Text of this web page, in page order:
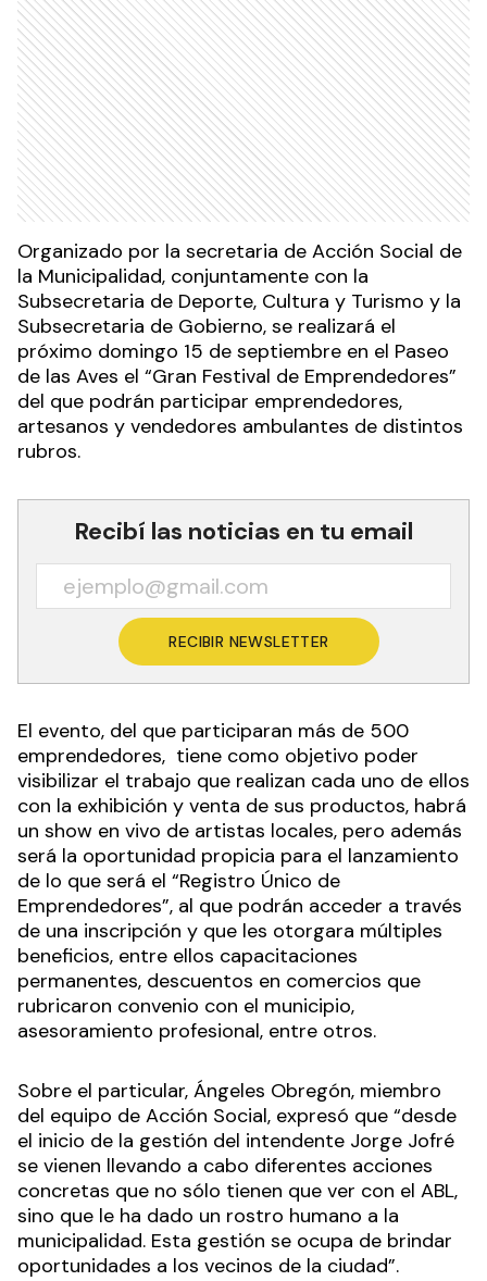
Organizado por la secretaria de Acción Social de
la Municipalidad, conjuntamente con la
Subsecretaria de Deporte, Cultura y Turismo y la
Subsecretaria de Gobierno, se realizará el
próximo domingo 15 de septiembre en el Paseo
de las Aves el “Gran Festival de Emprendedores”
del que podrán participar emprendedores,
artesanos y vendedores ambulantes de distintos
rubros.
Recibí las noticias en tu email
RECIBIR NEWSLETTER
El evento, del que participaran más de 500
emprendedores, tiene como objetivo poder
visibilizar el trabajo que realizan cada uno de ellos
con la exhibición y venta de sus productos, habrá
un show en vivo de artistas locales, pero además
será la oportunidad propicia para el lanzamiento
de lo que será el “Registro Único de
Emprendedores”, al que podrán acceder a través
de una inscripción y que les otorgara múltiples
beneficios, entre ellos capacitaciones
permanentes, descuentos en comercios que
rubricaron convenio con el municipio,
asesoramiento profesional, entre otros.
Sobre el particular, Ángeles Obregón, miembro
del equipo de Acción Social, expresó que “desde
el inicio de la gestión del intendente Jorge Jofré
se vienen llevando a cabo diferentes acciones
concretas que no sólo tienen que ver con el ABL,
sino que le ha dado un rostro humano a la
municipalidad. Esta gestión se ocupa de brindar
oportunidades a los vecinos de la ciudad”.